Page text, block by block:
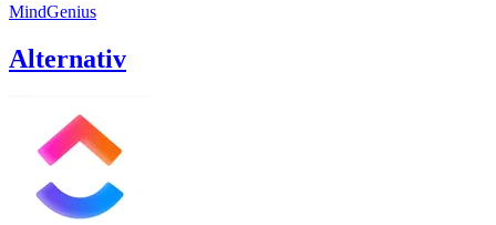
MindGenius
Alternativ